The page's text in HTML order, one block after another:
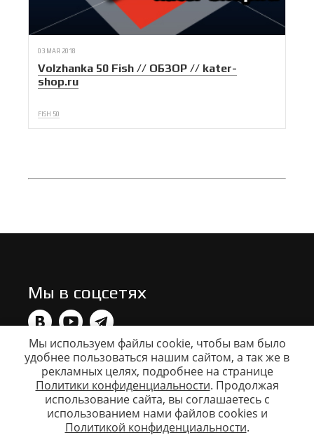
03 МАЯ 2018
Volzhanka 50 Fish // ОБЗОР // kater-
shop.ru
FISH 50
Мы в соцсетях
Данный сайт носит исключительно информационный
характер. Все представленные предложения не
являются офертой, определяемой статьей 437 ГК РФ.
Для получения подробной информации свяжитесь с
вашим дилером. Copyright © ООО Катер, info@vboats.ru
Моторные лодки Volzhanka (Волжанка), Voyager, FishPro
(ФишПро), YAVA. Алюминиевые моторные лодки и
Мы используем файлы cookie, чтобы вам было
удобнее пользоваться нашим сайтом, а так же в
рекламных целях, подробнее на странице
Политики конфиденциальности. Продолжая
использование сайта, вы соглашаетесь c
использованием нами файлов cookies и
Политикой конфиденциальности.